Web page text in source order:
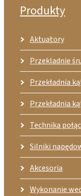
Produkty
Aktuatory
Przekladnie
Przekładnia
Przekładnia
Technika
Silniki
Akcesoria
Wykonanie